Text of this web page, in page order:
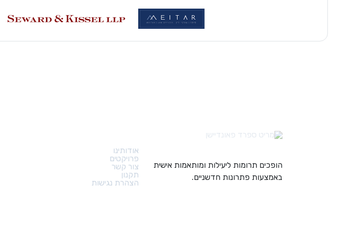
הופכים תרומות ליעילות ומותאמות אישית
באמצעות פתרונות חדשניים.
אודותינו
פרויקטים
צור קשר
תקנון
הצהרת נגישות